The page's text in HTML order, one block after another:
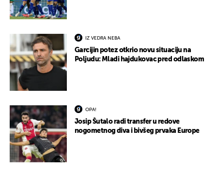
IZ VEDRA NEBA
Garcijin potez otkrio novu situaciju na
Poljudu: Mladi hajdukovac pred odlaskom
OPA!
Josip Šutalo radi transfer u redove
nogometnog diva i bivšeg prvaka Europe